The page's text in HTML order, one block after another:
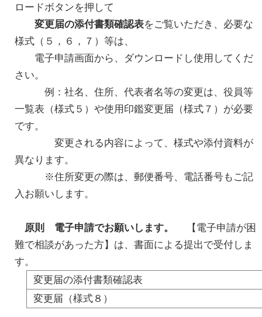
ロードボタンを押して
変更届の添付書類確認表をご覧いただき、必要な
様式（５，６，７）等は、
電子申請画面から、ダウンロードし使用してくだ
さい。
例：社名、住所、代表者名等の変更は、役員等
一覧表（様式５）や使用印鑑変更届（様式７）が必要
です。
変更される内容によって、様式や添付資料が
異なります。
※住所変更の際は、郵便番号、電話番号もご記
入お願いします。
原則 電子申請でお願いします。
【電子申請が困
難で相談があった方】は、書面による提出で受付しま
す。
変更届の添付書類確認表
変更届（様式８）